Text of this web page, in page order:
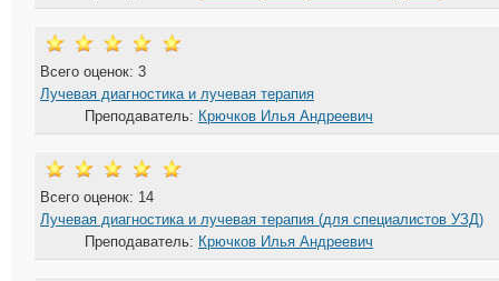
Всего оценок: 3
Лучевая диагностика и лучевая терапия
Преподаватель: Крючков Илья Андреевич
Всего оценок: 14
Лучевая диагностика и лучевая терапия (для специалистов УЗД)
Преподаватель: Крючков Илья Андреевич